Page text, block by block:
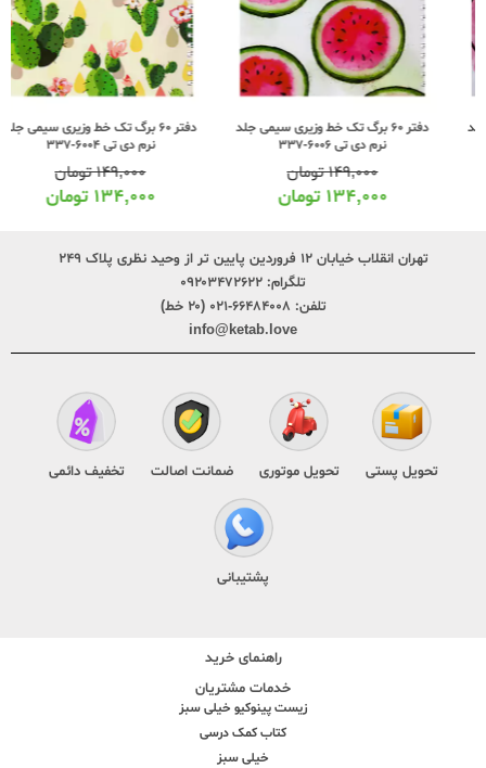
دفتر 60 برگ تک خط وزیری سیمی جلد
نرم دی تی 6006-337
۱۴۹,۰۰۰تومان
۱۳۴,۰۰۰تومان
دفتر 60 برگ تک خط وزیری سیمی جلد
نرم دی تی 6004-337
۱۴۹,۰۰۰تومان
۱۳۴,۰۰۰تومان
تهران انقلاب خیابان ۱۲ فروردین پایین تر از وحید نظری پلاک ۲۴۹
تلگرام: ۰۹۲۰۳۴۷۲۶۲۲
تلفن: ۶۶۴۸۴۰۰۸-۰۲۱ (۲۰ خط)
info@ketab.love
تحویل پستی تحویل موتوری ضمانت اصالت تخفیف دائمی
پشتیبانی
راهنمای خرید
خدمات مشتریان
زیست پینوکیو خیلی سبز
کتاب کمک درسی
خیلی سبز